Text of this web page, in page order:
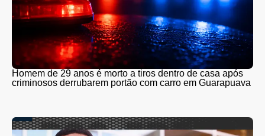
Homem de 29 anos é morto a tiros dentro de casa após
criminosos derrubarem portão com carro em Guarapuava